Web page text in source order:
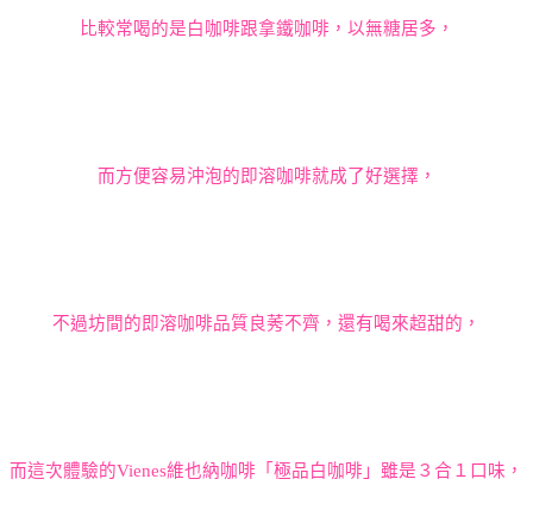
比較常喝的是白咖啡跟拿鐵咖啡，以無糖居多，
而方便容易沖泡的即溶咖啡就成了好選擇，
不過坊間的即溶咖啡品質良莠不齊，還有喝來超甜的，
而這次體驗的Vienes維也納咖啡「極品白咖啡」雖是３合１口味，